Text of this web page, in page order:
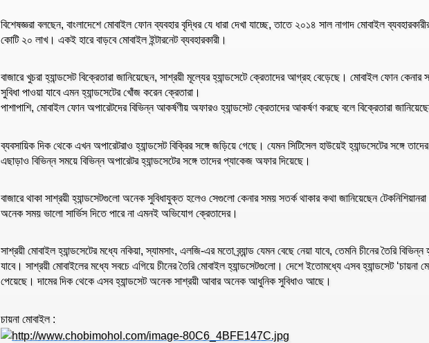
বিশেষজ্ঞরা বলছেন, বাংলাদেশে মোবাইল ফোন ব্যবহার বৃদ্ধির যে ধারা দেখা যাচ্ছে, তাতে ২০১৪ সাল নাগাদ মোবাইল
কোটি ২০ লাখ। একই হারে বাড়বে মোবাইল ইন্টারনেট ব্যবহারকারী।
বাজারে খুচরা হ্যান্ডসেট বিক্রেতারা জানিয়েছেন, সাশ্রয়ী মূল্যের হ্যান্ডসেটে ক্রেতাদের আগ্রহ বেড়েছে। মোবাইল ফোন কেনার
সুবিধা পাওয়া যাবে এমন হ্যান্ডসেটের খোঁজ করেন ক্রেতারা।
পাশাপাশি, মোবাইল ফোন অপারেটদের বিভিন্ন আকর্ষণীয় অফারও হ্যান্ডসেট ক্রেতাদের আকর্ষণ করছে বলে বিক্রেতারা
ব্যবসায়িক দিক থেকে এখন অপারেটরাও হ্যান্ডসেট বিক্রির সঙ্গে জড়িয়ে গেছে। যেমন সিটিসেল হাউয়েই হ্যান্ডসেটের সঙ্গে তাদের
এছাড়াও বিভিন্ন সময়ে বিভিন্ন অপারেটর হ্যান্ডসেটের সঙ্গে তাদের প্যাকেজ অফার দিয়েছে।
বাজারে থাকা সাশ্রয়ী হ্যান্ডসেটগুলো অনেক সুবিধাযুক্ত হলেও সেগুলো কেনার সময় সতর্ক থাকার কথা জানিয়েছেন
অনেক সময় ভালো সার্ভিস দিতে পারে না এমনই অভিযোগ ক্রেতাদের।
সাশ্রয়ী মোবাইল হ্যান্ডসেটের মধ্যে নকিয়া, স্যামসাং, এলজি-এর মতো ব্র্যান্ড যেমন বেছে নেয়া যাবে, তেমনি চীনের তৈরি বিভিন্ন
যাবে। সাশ্রয়ী মোবাইলের মধ্যে সবচে এগিয়ে চীনের তৈরি মোবাইল হ্যান্ডসেটগুলো। দেশে ইতোমধ্যে এসব হ্যান্ডসেট ‘চায়না
পেয়েছে। দামের দিক থেকে এসব হ্যান্ডসেট অনেক সাশ্রয়ী আবার অনেক আধুনিক সুবিধাও আছে।
চায়না মোবাইল :